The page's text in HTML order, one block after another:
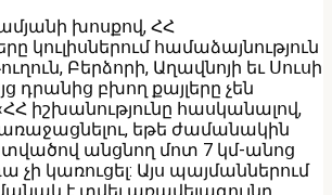
խոսքով, ՀՀ
կուլիսներում համաձայնություն
Բերձորի, Աղավնոյի եւ Սուսի
դրանից բխող քայլերը չեն
իշխանությունը հասկանալով,
եթե ժամանակին
անցնող մոտ 7 կմ-անոց
կառուցել: Այս պայմաններում